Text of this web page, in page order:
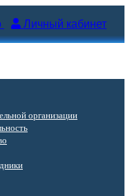
Личный кабинет
организации